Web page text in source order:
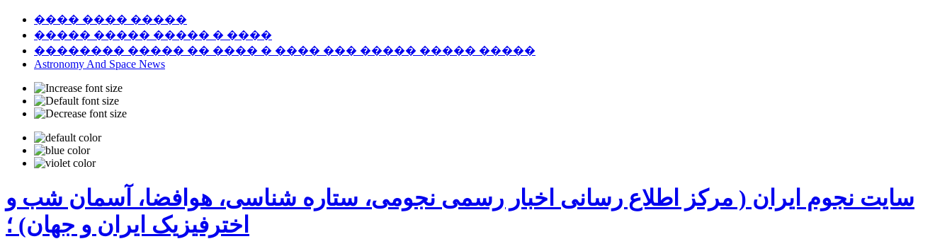
���� ���� �����
����� ����� ����� � ����
�������� ����� �� ���� � ���� ��� ����� ����� �����
Astronomy And Space News
سایت نجوم ایران ( مرکز اطلاع رسانی اخبار رسمی نجومی، ستاره شناسی، هوافضا، آسمان شب و
اخترفیزیک ایران و جهان) ؛